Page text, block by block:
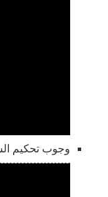
وجوب تحكيم